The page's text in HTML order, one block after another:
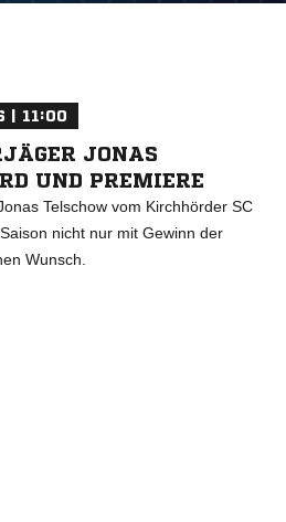
| 11:00
JONAS
UND PREMIERE
Telschow vom Kirchhörder SC
nicht nur mit Gewinn der
Wunsch.